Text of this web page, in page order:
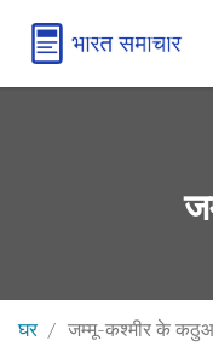
घर जम्मू-कश्मीर के कठुआ